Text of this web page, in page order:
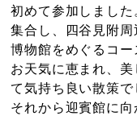
初めて参加しまし
集合し、四谷見附
博物館をめぐるコー
お天気に恵まれ、
て気持ち良い散策で
それから迎賓館に